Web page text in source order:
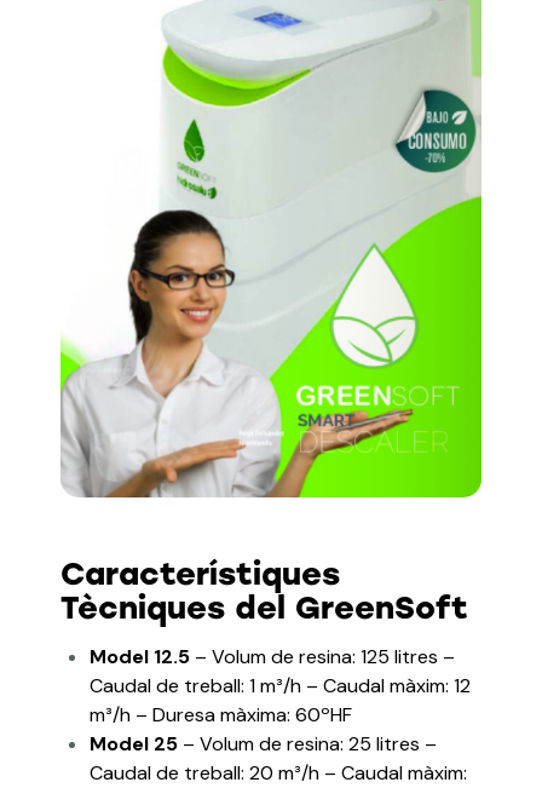
Característiques
Tècniques del GreenSoft
Model 12.5 – Volum de resina: 125 litres –
Caudal de treball: 1 m³/h – Caudal màxim: 12
m³/h – Duresa màxima: 60ºHF
Model 25 – Volum de resina: 25 litres –
Caudal de treball: 20 m³/h – Caudal màxim: